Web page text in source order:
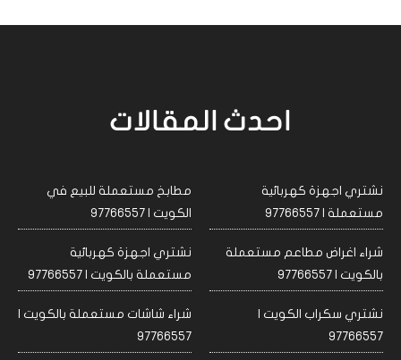
احدث المقالات
نشتري اجهزة كهربائية
مستعملة | 97766557
مطابخ مستعملة للبيع في
الكويت | 97766557
شراء اغراض مطاعم مستعملة
بالكويت | 97766557
نشتري اجهزة كهربائية
مستعملة بالكويت | 97766557
نشتري سكراب الكويت |
97766557
شراء شاشات مستعملة بالكويت |
97766557